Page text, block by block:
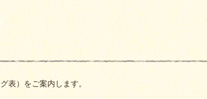
表）をご案内します。